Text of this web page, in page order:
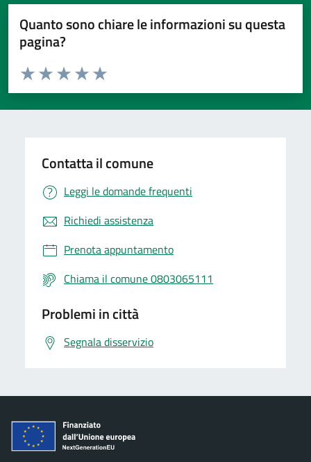
Quanto sono chiare le informazioni su questa
pagina?
Valuta da 1 a 5 stelle la pagina
Valuta 5 stelle su 5
Valuta 4 stelle su 5
Valuta 3 stelle su 5
Valuta 2 stelle su 5
Valuta 1 stelle su 5
Contatta il comune
Leggi le domande frequenti
Richiedi assistenza
Prenota appuntamento
Chiama il comune 0803065111
Problemi in città
Segnala disservizio